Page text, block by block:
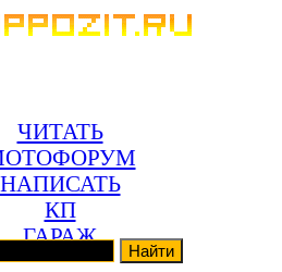
ЧИТАТЬ
НАПИСАТЬ
КП
ГАРАЖ